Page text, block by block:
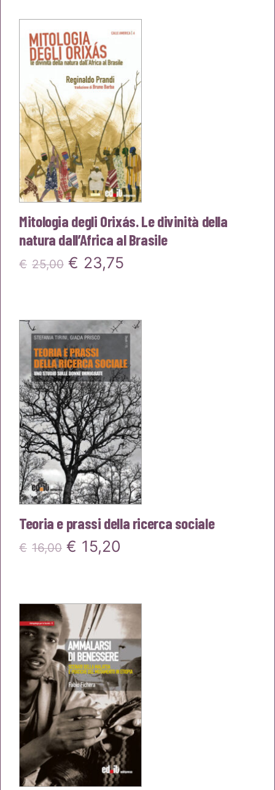
era:
€16,00.
è:
Mitologia degli Orixás. Le divinità della
natura dall’Africa al Brasile
€ 25,00 Il
era:
€25,00.
€ 23,75
è:
€23,75.
Teoria e prassi della ricerca sociale
€ 16,00 Il
era:
€16,00.
€ 15,20
è:
€15,20.